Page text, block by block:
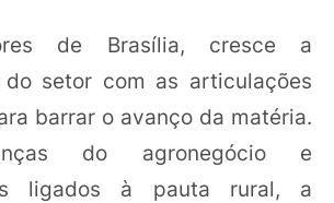
de Brasília, cresce a
do setor com as articulações
barrar o avanço da matéria.
do agronegócio e
ligados à pauta rural, a